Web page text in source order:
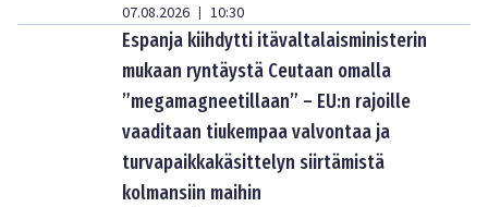
07.08.2026 | 10:30
Espanja kiihdytti itävaltalaisministerin
mukaan ryntäystä Ceutaan omalla
”megamagneetillaan” – EU:n rajoille
vaaditaan tiukempaa valvontaa ja
turvapaikkakäsittelyn siirtämistä
kolmansiin maihin